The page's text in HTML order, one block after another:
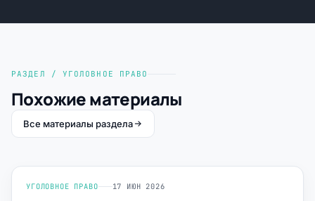
РАЗДЕЛ / УГОЛОВНОЕ ПРАВО
Похожие материалы
Все материалы раздела
УГОЛОВНОЕ ПРАВО 17 ИЮН 2026